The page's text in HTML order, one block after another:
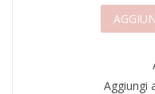
Aggiungi